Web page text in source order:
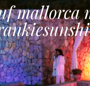
mallorca